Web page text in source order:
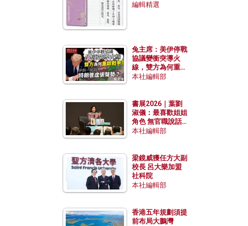
編輯精選
兔主席：美伊停戰
協議變衝突導火
線，雙方為何重啟
戰爭？伊朗一早洞
本社編輯部
書展2026｜葉劉
淑儀：最喜歡姐姐
角色 無官職說話
包袱少
本社編輯部
梁鏡威獲任方大副
校長 呂大樂加盟
社科院
本社編輯部
香港五年規劃須提
前布局大鵬灣